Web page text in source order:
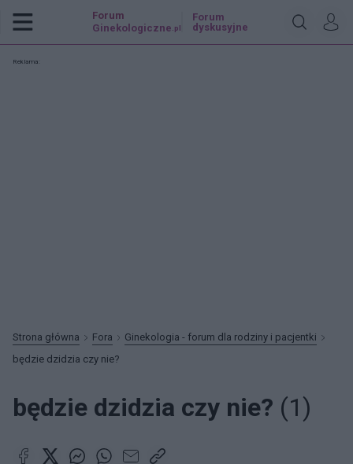
Forum
Ginekologiczne .pl
Forum
dyskusyjne
Reklama:
Strona główna Fora
Ginekologia - forum dla rodziny i pacjentki
będzie dzidzia czy nie?
będzie dzidzia czy nie? (1)